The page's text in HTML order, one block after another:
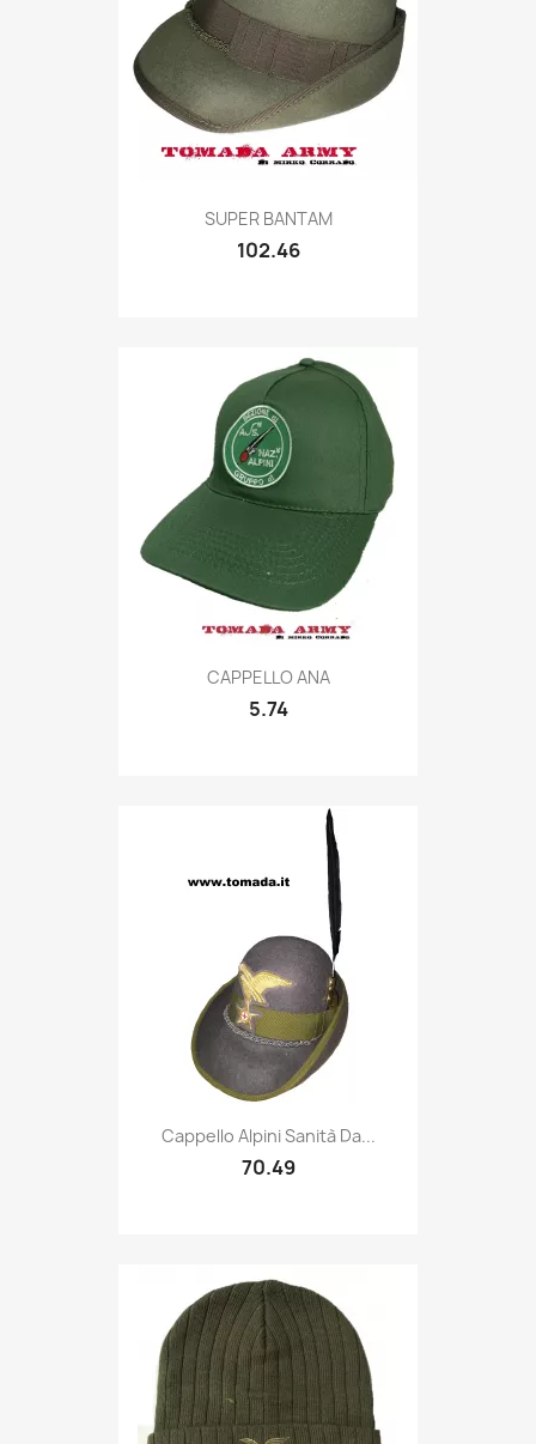
Quick view
SUPER BANTAM
102.46
Quick view
CAPPELLO ANA
5.74
Quick view
Cappello Alpini Sanità Da...
70.49